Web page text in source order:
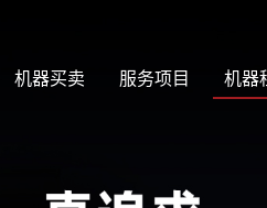
机器买卖 服务项目 机器